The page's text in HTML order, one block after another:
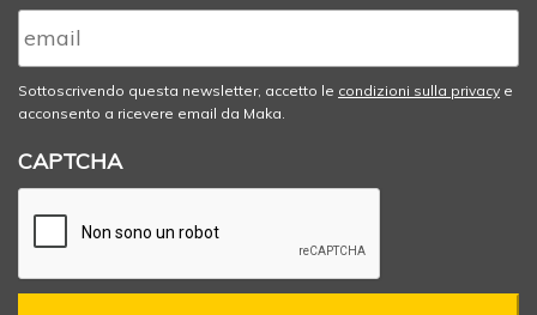
Sottoscrivendo questa newsletter, accetto le condizioni sulla privacy e
acconsento a ricevere email da Maka.
CAPTCHA